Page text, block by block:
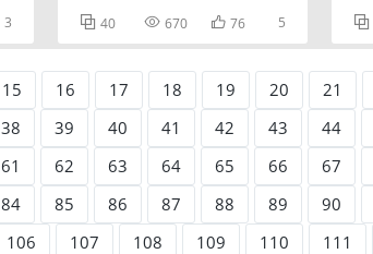
3  40  670  76 5 
15 16 17 18 19 20 21
38 39 40 41 42 43 44
61 62 63 64 65 66 67
84 85 86 87 88 89 90
106 107 108 109 110 111